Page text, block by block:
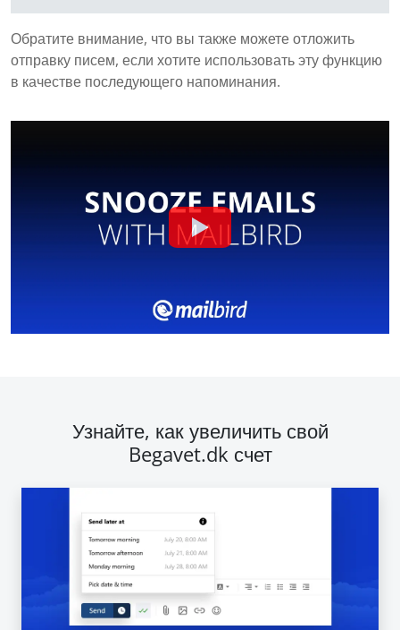
Обратите внимание, что вы также можете отложить
отправку писем, если хотите использовать эту функцию
в качестве последующего напоминания.
Узнайте, как увеличить свой
Begavet.dk счет